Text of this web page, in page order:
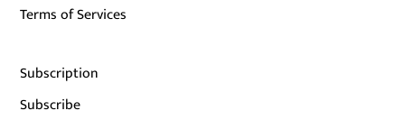
Terms of Services
Subscription
Subscribe